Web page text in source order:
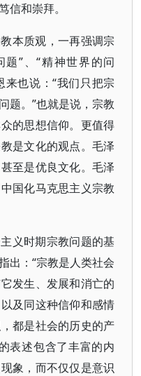
信和崇拜。
本质观，一再强调宗
”、“精神世界的问
来也说：“我们只把宗
题。”也就是说，宗教
的思想信仰。更值得
是文化的观点。毛泽
至是优良文化。毛泽
国化马克思主义宗教
义时期宗教问题的基
出：“宗教是人类社会
发生、发展和消亡的
及同这种信仰和感情
都是社会的历史的产
表述包含了丰富的内
象，而不仅仅是意识